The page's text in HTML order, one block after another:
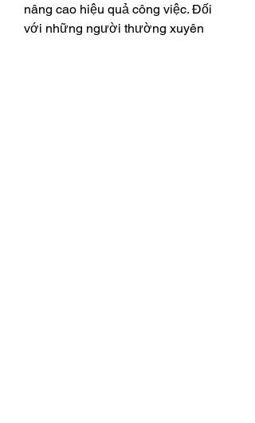
nâng cao hiệu quả công việc. Đối
với những người thường xuyên